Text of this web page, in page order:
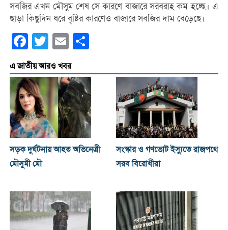
সবজির এখন মৌসুম শেষ সে কারণে বাজারে সরবরাহ কম হচ্ছে। এ
ছাড়া কিছুদিন ধরে বৃষ্টির কারণেও বাজারে সবজির দাম বেড়েছে।
Facebook
Twitter Email
এ জাতীয় আরও খবর
সড়ক দুর্ঘটনায় আহত অভিনেত্রী
মৌসুমী মৌ
সংস্কার ও গণভোট ইস্যুতে রাজপথে
সরব বিরোধীরা